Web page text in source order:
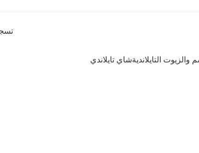
والزيوت التايلانديةشاي تايلاندي